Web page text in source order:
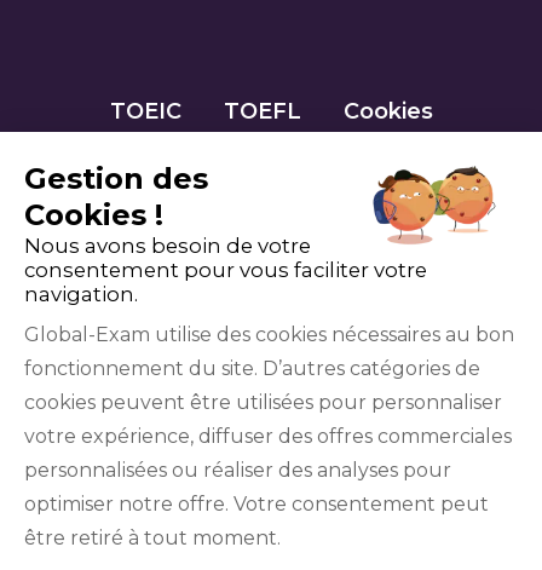
TOEIC TOEFL Cookies
YouTube
Gestion des
Cookies !
Nous avons besoin de votre
consentement pour vous faciliter votre
navigation.
Global-Exam utilise des cookies nécessaires au bon
fonctionnement du site. D’autres catégories de
cookies peuvent être utilisées pour personnaliser
votre expérience, diffuser des offres commerciales
personnalisées ou réaliser des analyses pour
optimiser notre offre. Votre consentement peut
être retiré à tout moment.